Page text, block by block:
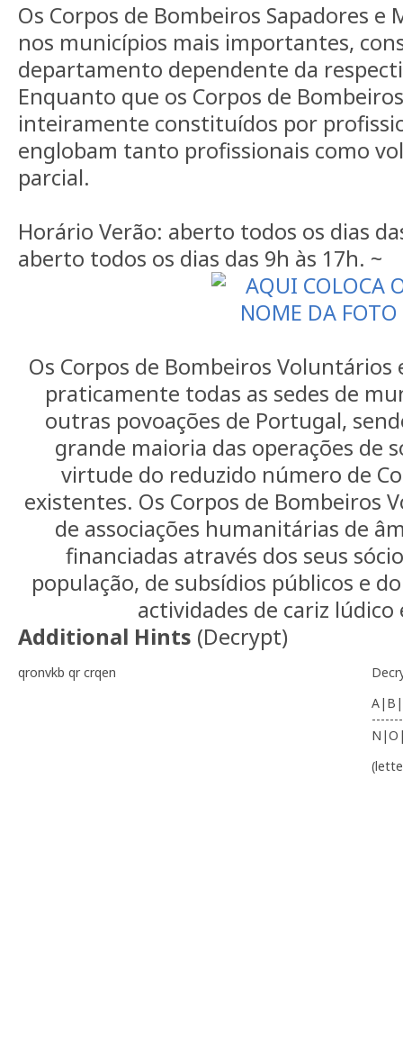
Os Corpos de Bombeiros Sapadores e
nos municípios mais importantes,
departamento dependente da
Enquanto que os Corpos de
inteiramente constituídos por
englobam tanto profissionais como
parcial.
Horário Verão: aberto todos os dias
aberto todos os dias das 9h às 17h. ~
Os Corpos de Bombeiros
praticamente todas as sedes de
outras povoações de Portugal,
grande maioria das operações de
virtude do reduzido número de
existentes. Os Corpos de Bombeiros
de associações humanitárias de
financiadas através dos seus
população, de subsídios públicos e
actividades de cariz
Additional Hints (Decrypt)
qronvkb qr crqen